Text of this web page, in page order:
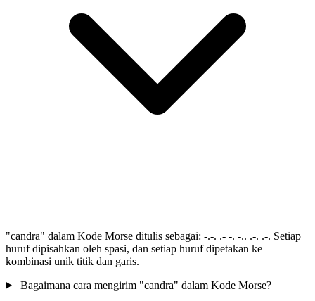
"candra" dalam Kode Morse ditulis sebagai: -.-. .- -. -.. .-. .-. Setiap
huruf dipisahkan oleh spasi, dan setiap huruf dipetakan ke
kombinasi unik titik dan garis.
Bagaimana cara mengirim "candra" dalam Kode Morse?